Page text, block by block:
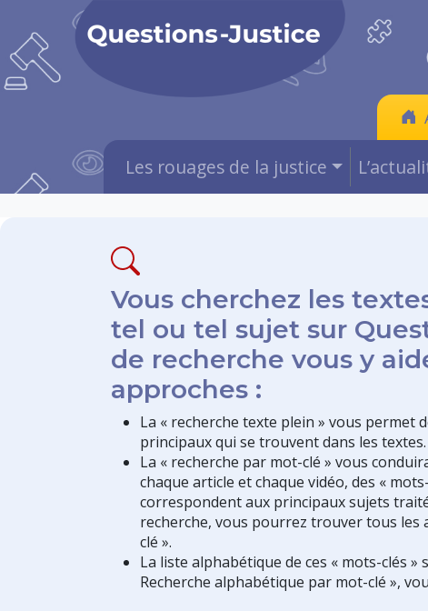
Les rouages de la justice
Vous cherchez les
tel ou tel sujet sur
de recherche vous y
approches :
La « recherche texte plein » vous permet
principaux qui se trouvent dans les textes.
La « recherche par mot-clé » vous
chaque article et chaque vidéo, des «
correspondent aux principaux sujets
recherche, vous pourrez trouver tous les
clé ».
La liste alphabétique de ces « mots-clés
Recherche alphabétique par mot-clé »,